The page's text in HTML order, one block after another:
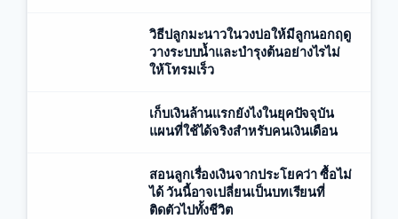
วิธีปลูกมะนาวในวงบ่อให้มีลูกนอกฤดู
วางระบบน้ำและบำรุงต้นอย่างไรไม่
ให้โทรมเร็ว
เก็บเงินล้านแรกยังไงในยุคปัจจุบัน
แผนที่ใช้ได้จริงสำหรับคนเงินเดือน
สอนลูกเรื่องเงินจากประโยคว่า ซื้อไม่
ได้ วันนี้อาจเปลี่ยนเป็นบทเรียนที่
ติดตัวไปทั้งชีวิต